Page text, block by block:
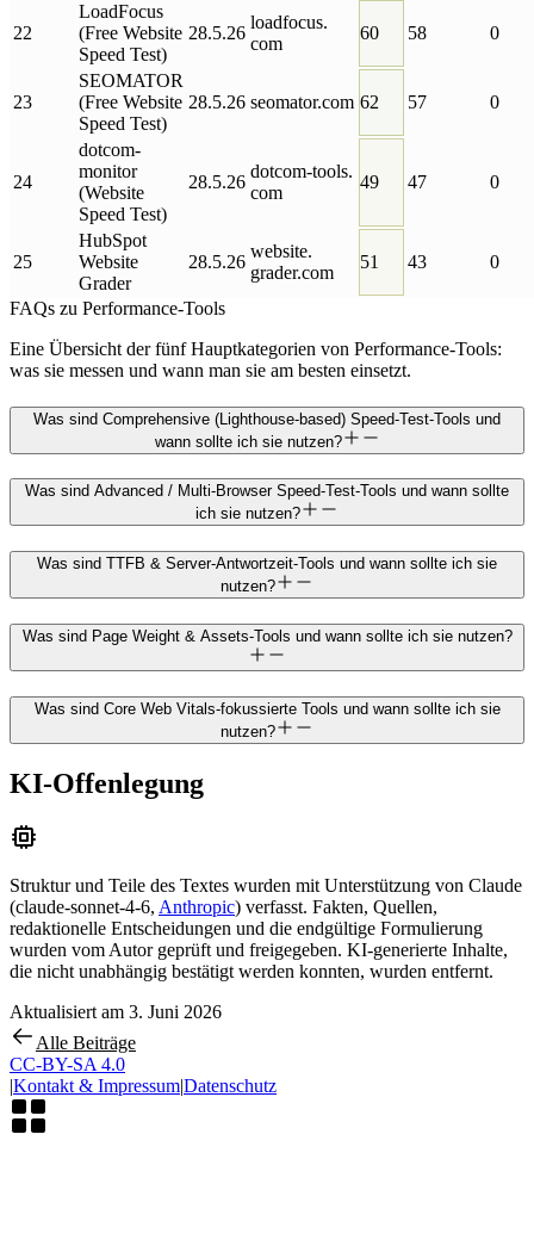
22
LoadFocus
(Free Website
Speed Test)
28.5.26
loadfocus.
com
60 58 0
23
SEOMATOR
(Free Website
Speed Test)
28.5.26 seomator.com 62 57 0
24
dotcom-
monitor
(Website
Speed Test)
28.5.26
dotcom-tools.
com
49 47 0
25
HubSpot
Website
Grader
28.5.26
website.
grader.com
51 43 0
FAQs zu Performance-Tools
Eine Übersicht der fünf Hauptkategorien von Performance-Tools:
was sie messen und wann man sie am besten einsetzt.
Was sind Comprehensive (Lighthouse-based) Speed-Test-Tools und
wann sollte ich sie nutzen?
Was sind Advanced / Multi-Browser Speed-Test-Tools und wann sollte
ich sie nutzen?
Was sind TTFB & Server-Antwortzeit-Tools und wann sollte ich sie
nutzen?
Was sind Page Weight & Assets-Tools und wann sollte ich sie nutzen?
Was sind Core Web Vitals-fokussierte Tools und wann sollte ich sie
nutzen?
KI-Offenlegung
Struktur und Teile des Textes wurden mit Unterstützung von Claude
(claude-sonnet-4-6, Anthropic) verfasst. Fakten, Quellen,
redaktionelle Entscheidungen und die endgültige Formulierung
wurden vom Autor geprüft und freigegeben. KI-generierte Inhalte,
die nicht unabhängig bestätigt werden konnten, wurden entfernt.
Aktualisiert am 3. Juni 2026
Alle Beiträge
CC-BY-SA 4.0
|Kontakt & Impressum|Datenschutz